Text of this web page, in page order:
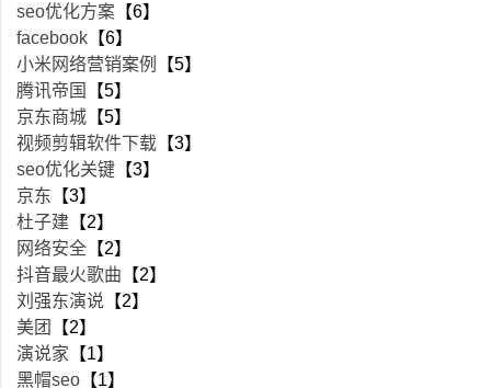
seo优化方案 【6】
facebook 【6】
小米网络营销案例
【5】
腾讯帝国
【5】
京东商城 【5】
视频剪辑软件下载 【3】
seo优化关键 【3】
京东 【3】
杜子建 【2】
网络安全 【2】
抖音最火歌曲 【2】
刘强东演说 【2】
美团
【2】
演说家 【1】
黑帽seo 【1】